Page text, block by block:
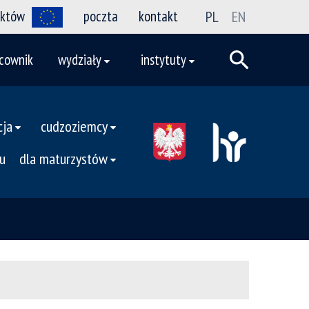
poczta kontakt PL EN
wydziały instytuty
cudzoziemcy
dla maturzystów